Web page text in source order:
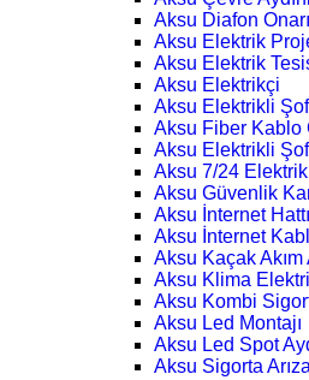
Aksu Diafon
Aksu Elektrik
Aksu Elektrik
Aksu Elektrikçi
Aksu Elektrikli
Aksu Fiber Kablo
Aksu Elektrikli
Aksu 7/24 Elektrik
Aksu Güvenlik
Aksu İnternet
Aksu İnternet
Aksu Kaçak Akım
Aksu Klima
Aksu Kombi
Aksu Led Montajı
Aksu Led Spot
Aksu Sigorta